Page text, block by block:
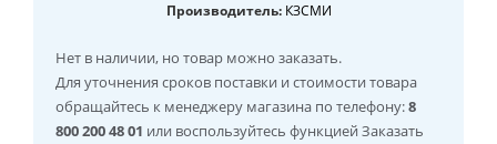
Производитель:КЗСМИ
Нет в наличии, но товар можно заказать.
Для уточнения сроков поставки и стоимости товара
обращайтесь к менеджеру магазина по телефону:8
800 200 48 01 или воспользуйтесь функцией Заказать